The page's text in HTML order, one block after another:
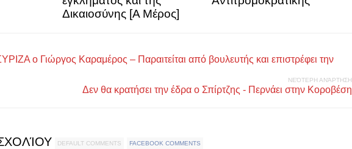
Δικαιοσύνης [Α Μέρος]
ο Γιώργος Καραμέρος – Παραιτείται από βουλευτής και επιστρέφει την
ΝΕΌΤΕΡΗ ΑΝΆΡΤΗΣΗ
Δεν θα κρατήσει την έδρα ο Σπίρτζης - Περνάει στην Κοροβέση
DEFAULT COMMENTS FACEBOOK COMMENTS